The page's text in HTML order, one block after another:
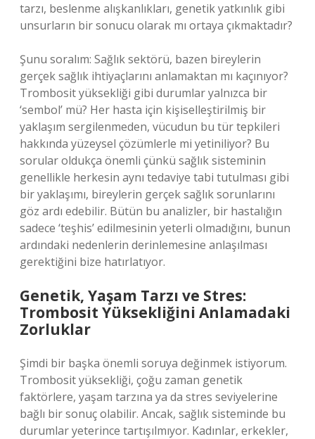
tarzı, beslenme alışkanlıkları, genetik yatkınlık gibi
unsurların bir sonucu olarak mı ortaya çıkmaktadır?
Şunu soralım: Sağlık sektörü, bazen bireylerin
gerçek sağlık ihtiyaçlarını anlamaktan mı kaçınıyor?
Trombosit yüksekliği gibi durumlar yalnızca bir
‘sembol’ mü? Her hasta için kişiselleştirilmiş bir
yaklaşım sergilenmeden, vücudun bu tür tepkileri
hakkında yüzeysel çözümlerle mi yetiniliyor? Bu
sorular oldukça önemli çünkü sağlık sisteminin
genellikle herkesin aynı tedaviye tabi tutulması gibi
bir yaklaşımı, bireylerin gerçek sağlık sorunlarını
göz ardı edebilir. Bütün bu analizler, bir hastalığın
sadece ‘teşhis’ edilmesinin yeterli olmadığını, bunun
ardındaki nedenlerin derinlemesine anlaşılması
gerektiğini bize hatırlatıyor.
Genetik, Yaşam Tarzı ve Stres:
Trombosit Yüksekliğini Anlamadaki
Zorluklar
Şimdi bir başka önemli soruya değinmek istiyorum.
Trombosit yüksekliği, çoğu zaman genetik
faktörlere, yaşam tarzına ya da stres seviyelerine
bağlı bir sonuç olabilir. Ancak, sağlık sisteminde bu
durumlar yeterince tartışılmıyor. Kadınlar, erkekler,